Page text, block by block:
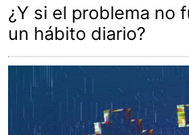
¿Y si el problema no
un hábito diario?